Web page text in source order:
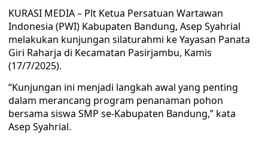
KURASI MEDIA – Plt Ketua Persatuan Wartawan
Indonesia (PWI) Kabupaten Bandung, Asep Syahrial
melakukan kunjungan silaturahmi ke Yayasan Panata
Giri Raharja di Kecamatan Pasirjambu, Kamis
(17/7/2025).
“Kunjungan ini menjadi langkah awal yang penting
dalam merancang program penanaman pohon
bersama siswa SMP se-Kabupaten Bandung,” kata
Asep Syahrial.